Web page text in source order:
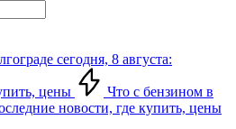
сегодня, 8 августа:
цены
Что с бензином в
новости, где купить, цены